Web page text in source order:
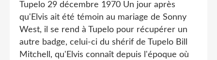
Tupelo 29 décembre 1970 Un jour après
qu'Elvis ait été témoin au mariage de Sonny
West, il se rend à Tupelo pour récupérer un
autre badge, celui-ci du shérif de Tupelo Bill
Mitchell, qu'Elvis connaît depuis l'époque où